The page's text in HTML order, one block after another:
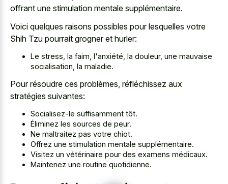
offrant une stimulation mentale supplémentaire.
Voici quelques raisons possibles pour lesquelles votre
Shih Tzu pourrait grogner et hurler:
Le stress, la faim, l'anxiété, la douleur, une mauvaise
socialisation, la maladie.
Pour résoudre ces problèmes, réfléchissez aux
stratégies suivantes:
Socialisez-le suffisamment tôt.
Éliminez les sources de peur.
Ne maltraitez pas votre chiot.
Offrez une stimulation mentale supplémentaire.
Visitez un vétérinaire pour des examens médicaux.
Maintenez une routine quotidienne.